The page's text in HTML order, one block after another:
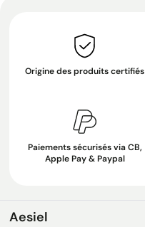
Origine des produits certifiés
Paiements sécurisés via CB,
Apple Pay & Paypal
Aesiel